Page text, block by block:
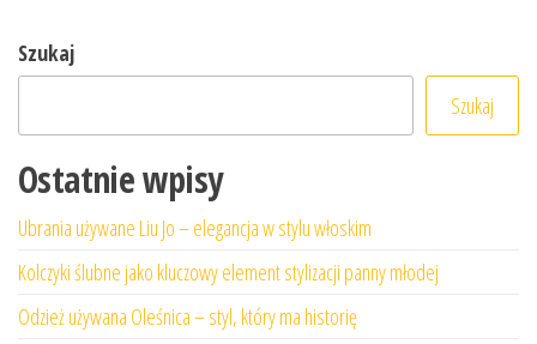
Szukaj
Szukaj
Ostatnie wpisy
Ubrania używane Liu Jo – elegancja w stylu włoskim
Kolczyki ślubne jako kluczowy element stylizacji panny młodej
Odzież używana Oleśnica – styl, który ma historię